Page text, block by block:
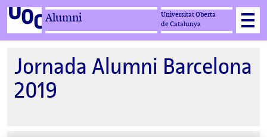
Alumni
Universitat Oberta
de Catalunya
Jornada Alumni Barcelona
2019